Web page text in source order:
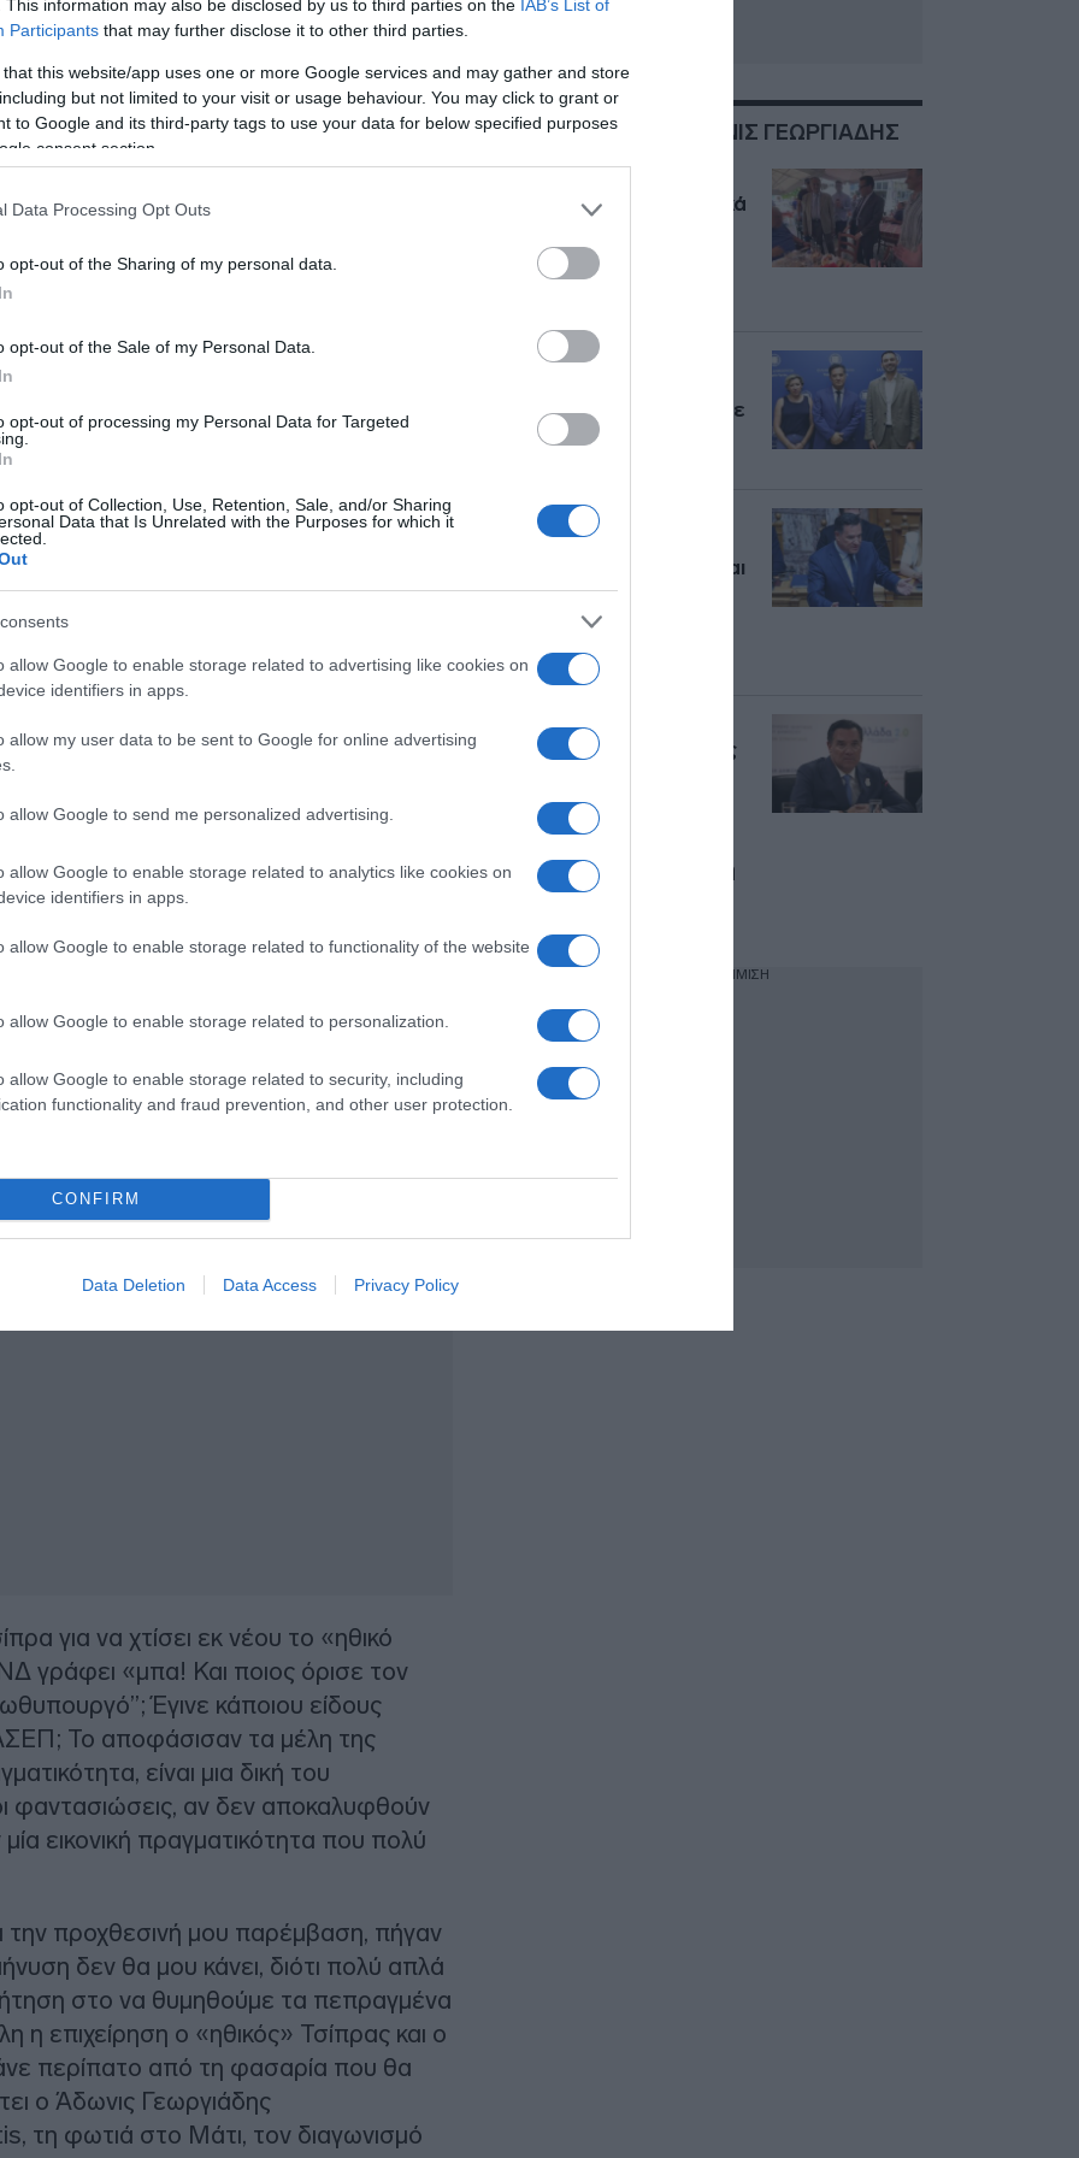
This information may also be disclosed by us to third parties on the IAB’s List of
Participants that may further disclose it to other third parties.
that this website/app uses one or more Google services and may gather and store
but not limited to your visit or usage behaviour. You may click to grant or
to Google and its third-party tags to use your data for below specified purposes
consent section.
Data Processing Opt Outs
opt-out of the Sharing of my personal data.
opt-out of the Sale of my Personal Data.
opt-out of processing my Personal Data for Targeted
opt-out of Collection, Use, Retention, Sale, and/or Sharing
Data that Is Unrelated with the Purposes for which it
allow Google to enable storage related to advertising like cookies on
identifiers in apps.
allow my user data to be sent to Google for online advertising
allow Google to send me personalized advertising.
allow Google to enable storage related to analytics like cookies on
identifiers in apps.
allow Google to enable storage related to functionality of the website
allow Google to enable storage related to personalization.
allow Google to enable storage related to security, including
functionality and fraud prevention, and other user protection.
CONFIRM
Data Deletion Data Access Privacy Policy
ότι «όλα αυτά τα αποκάλυψε από
κος Σταύρος Κοντονής που
απόφαση να ψηφιστούν οι Κώδικες
τον τρόπο με τον οποίο
Κώδικας ως “
ακραίο σημείο
Κοντονής, ναι, αλλά όταν λες
αντάλλαγμα – οκ, εγώ ως αντάλλαγμα
το πω απλά, ο κος Κοντονής είπε ότι
ο κος Τσίπρας ποτέ δεν είπε για όλα
αντίπαλοι της ΝΔ για τα
όσο και κατά των βουλευτών του
Αριστερά, από τον Εμφύλιο και μετά,
το λεγόμενο “ηθικό της
ήταν εξ ορισμού ο “καλός”, ο
έπρεπε να αποδείξουν αν είχαν ή όχι
αυτό πλεονέκτημα, το οποίο φυσικά
αλλά ήταν μία κατασκευή,
περίοδο της ιδεολογικής
σοβαρά την Ελλάδα και αποτέλεσε
της Πολιτισμικής της υστέρησης –
χάθηκε επί Αλέξη Τσίπρα
στην Ελλάδα είναι ότι μετά από
για τους Αριστερούς χάθηκε και τον
κ. Γεωργιάδης.
για να χτίσει εκ νέου το «ηθικό
γράφει «μπα! Και ποιος όρισε τον
Έγινε κάποιου είδους
Το αποφάσισαν τα μέλη της
είναι μια δική του
αν δεν αποκαλυφθούν
εικονική πραγματικότητα που πολύ
την προχθεσινή μου παρέμβαση, πήγαν
δεν θα μου κάνει, διότι πολύ απλά
στο να θυμηθούμε τα πεπραγμένα
επιχείρηση ο «ηθικός» Τσίπρας και ο
περίπατο από τη φασαρία που θα
ο Άδωνις Γεωργιάδης
τη φωτιά στο Μάτι, τον διαγωνισμό
ΣΧΕΤΙΚΑ ΜΕ:ΑΔΩΝΙΣ ΓΕΩΡΓΙΑΔΗΣ
επιτέθηκαν φραστικά
Γεωργιάδη: “Δεν
θέλουμε παράσιτα,
Δωρεάν διαμονή για
νοσηλευτές σε πέντε
νησιά μέσω
Επίθεση Γεωργιάδη
κατά Ανδρουλάκη:
“Αυτό που κάνει είναι
κατάντια, θέλει να
πάει το ΠΑΣΟΚ στο
ευχαριστημένος;”
Γεωργιάδης για
Novartis: “Ο Σαλμάς
καινούργιο, άθλιοι
άνθρωποι στον
ζητήσουν συγγνώμη
κάνουν ξανά
ΔΙΑΦΗΜΙΣΗ